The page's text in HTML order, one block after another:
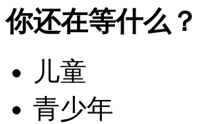
你还在等什么？
儿童
青少年